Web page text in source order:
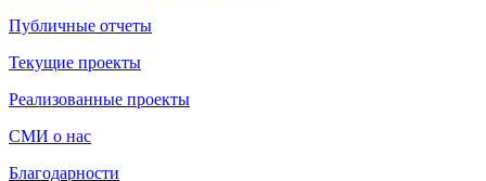
Публичные отчеты
Текущие проекты
Реализованные проекты
СМИ о нас
Благодарности